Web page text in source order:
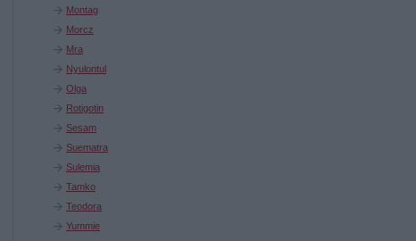
Montag
Morcz
Mra
Nyulontul
Olga
Rotigotin
Sesam
Suematra
Sulemia
Tamko
Teodora
Yummie